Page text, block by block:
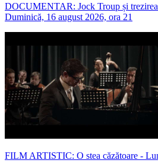
DOCUMENTAR: Jock Troup și
Duminică, 16 august 2026, ora 21
FILM ARTISTIC: O stea căzătoare -